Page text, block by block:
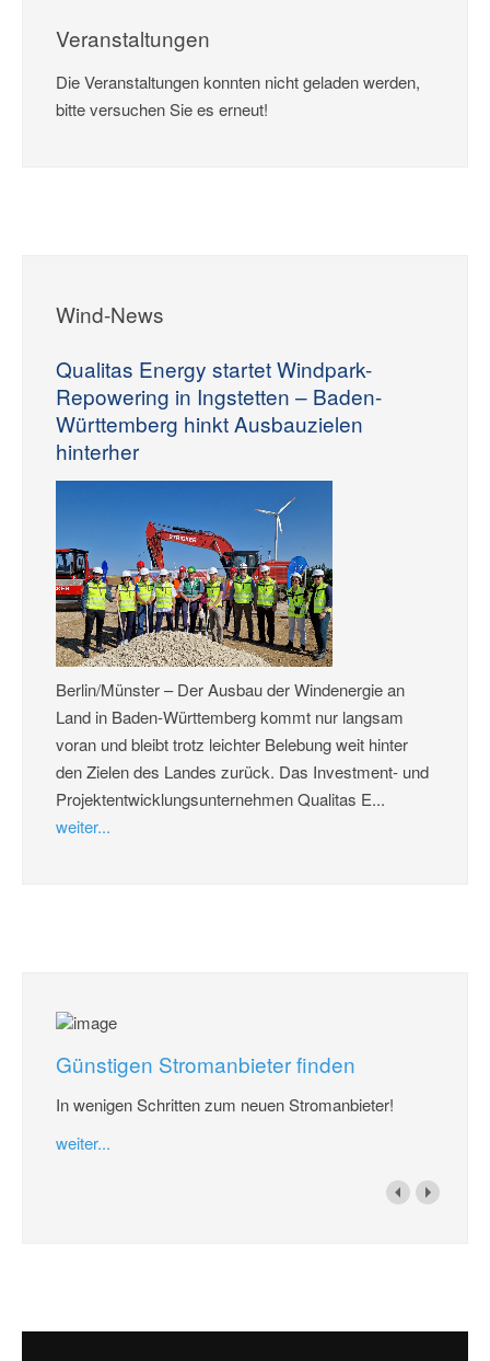
Veranstaltungen
Die Veranstaltungen konnten nicht geladen werden,
bitte versuchen Sie es erneut!
Wind-News
Qualitas Energy startet Windpark-
Repowering in Ingstetten – Baden-
Württemberg hinkt Ausbauzielen
hinterher
Berlin/Münster – Der Ausbau der Windenergie an
Land in Baden-Württemberg kommt nur langsam
voran und bleibt trotz leichter Belebung weit hinter
den Zielen des Landes zurück. Das Investment- und
Projektentwicklungsunternehmen Qualitas E...
weiter...
Günstigen Stromanbieter finden
In wenigen Schritten zum neuen Stromanbieter!
weiter...